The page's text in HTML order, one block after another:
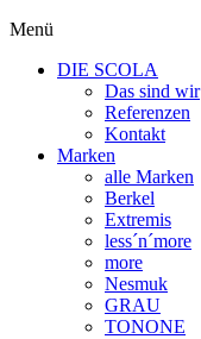
Menü
DIE SCOLA
Das sind wir
Referenzen
Kontakt
Marken
alle Marken
Berkel
Extremis
less´n´more
more
Nesmuk
GRAU
TONONE